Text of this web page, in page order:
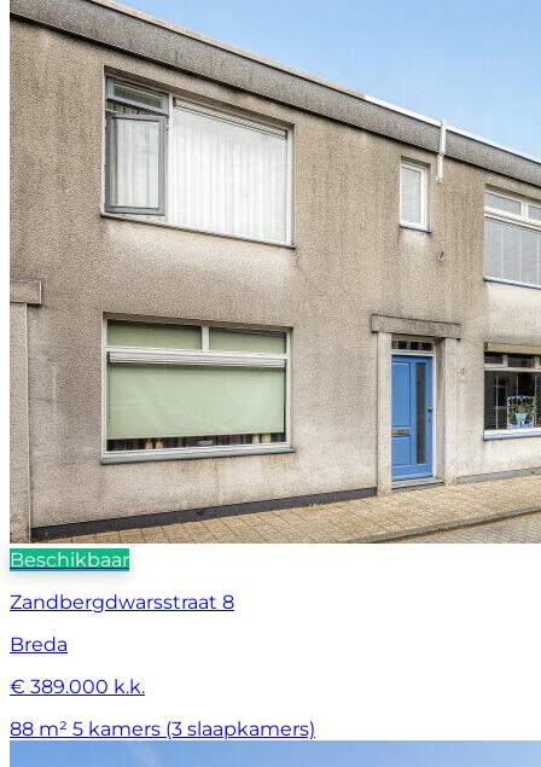
Beschikbaar
Zandbergdwarsstraat 8
Breda
€ 389.000 k.k.
88 m² 5 kamers (3 slaapkamers)